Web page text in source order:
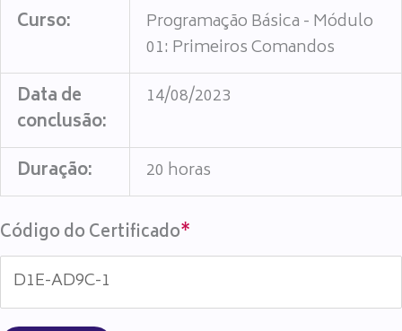
Curso:
Programação Básica - Módulo
01: Primeiros Comandos
Data de
conclusão:
14/08/2023
Duração: 20 horas
Código do Certificado*